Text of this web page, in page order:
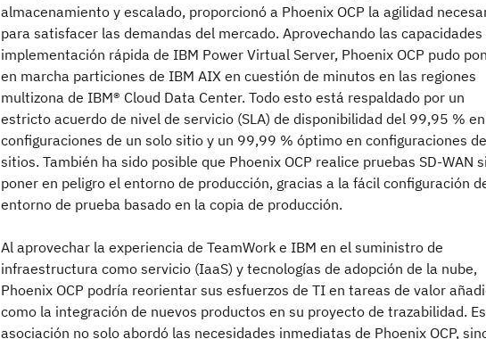
almacenamiento y escalado, proporcionó a Phoenix OCP la agilidad
para satisfacer las demandas del mercado. Aprovechando las capacidades
implementación rápida de IBM Power Virtual Server, Phoenix OCP pudo
en marcha particiones de IBM AIX en cuestión de minutos en las regiones
multizona de IBM® Cloud Data Center. Todo esto está respaldado por un
estricto acuerdo de nivel de servicio (SLA) de disponibilidad del 99,95 % en
configuraciones de un solo sitio y un 99,99 % óptimo en configuraciones
sitios. También ha sido posible que Phoenix OCP realice pruebas SD-WAN
poner en peligro el entorno de producción, gracias a la fácil configuración
entorno de prueba basado en la copia de producción.
Al aprovechar la experiencia de TeamWork e IBM en el suministro de
infraestructura como servicio (IaaS) y tecnologías de adopción de la nube,
Phoenix OCP podría reorientar sus esfuerzos de TI en tareas de valor
como la integración de nuevos productos en su proyecto de trazabilidad.
asociación no solo abordó las necesidades inmediatas de Phoenix OCP,